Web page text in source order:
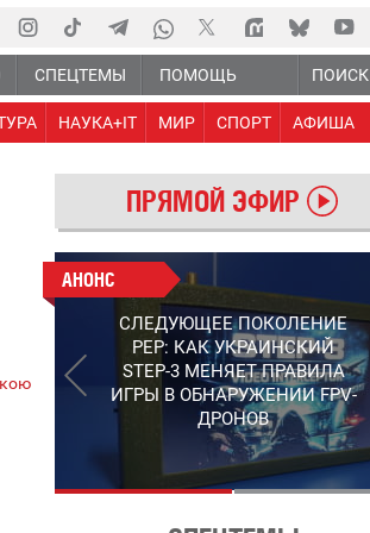
ПОИСК
СПЕЦТЕМЫ ПОМОЩЬ
НАУКА+IT МИР СПОРТ АФИША
ПРЯМОЙ ЭФИР
АНОНС
СЛЕДУЮЩЕЕ ПОКОЛЕНИЕ
PEP: КАК УКРАИНСКИЙ
STEP-3 МЕНЯЕТ ПРАВИЛА
ИГРЫ В ОБНАРУЖЕНИИ FPV-
ДРОНОВ
АНОНС
РАБОТАЮТ НА ПЕРЕДОВОЙ:
ПОДДЕРЖИТЕ ВОЕНКОРОВ
"5 КАНАЛА", КОТОРЫЕ
СНИМАЮТ НА САМЫХ
ГОРЯЧИХ НАПРАВЛЕНИЯХ
ФРОНТА